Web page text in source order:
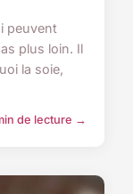
peuvent
plus loin. Il
la soie,
de lecture →